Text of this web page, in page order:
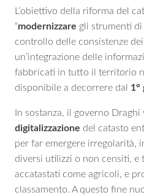
L’obiettivo della riforma del
“modernizzare gli strumenti
controllo delle consistenze
un’integrazione delle
fabbricati in tutto il territorio
disponibile a decorrere dal
1°
In sostanza, il governo
digitalizzazione del catasto
per far emergere irregolarità,
diversi utilizzi o non censiti, e
accatastati come agricoli, e
classamento. A questo fine